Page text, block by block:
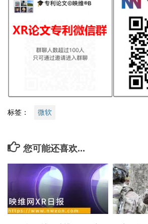
标签： 微软
您可能还喜欢...